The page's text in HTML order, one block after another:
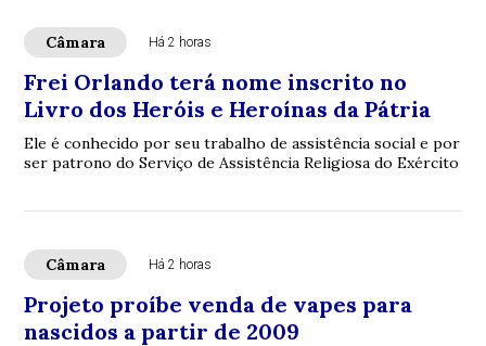
Câmara Há 2 horas
Frei Orlando terá nome inscrito no
Livro dos Heróis e Heroínas da Pátria
Ele é conhecido por seu trabalho de assistência social e por
ser patrono do Serviço de Assistência Religiosa do Exército
Câmara Há 2 horas
Projeto proíbe venda de vapes para
nascidos a partir de 2009